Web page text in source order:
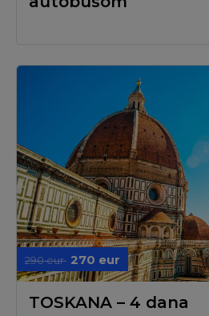
290 eur 270 eur
TOSKANA – 4 dana